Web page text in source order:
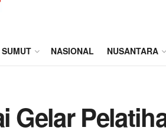
SUMUT NASIONAL NUSANTARA
Gelar